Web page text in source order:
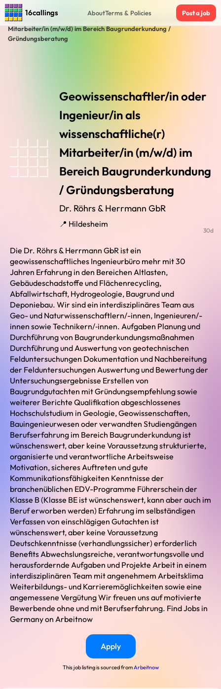
16callings AboutTerms & Policies Post a job
Home Jobs in Hildesheim
Geowissenschaftler/in oder Ingenieur/in als wissenschaftliche(r)
Mitarbeiter/in (m/w/d) im Bereich Baugrunderkundung /
Gründungsberatung
Geowissenschaftler/in oder
Ingenieur/in als
wissenschaftliche(r)
Mitarbeiter/in (m/w/d) im
Bereich Baugrunderkundung
/ Gründungsberatung
Dr. Röhrs & Herrmann GbR
📍 Hildesheim
30d
Die Dr. Röhrs & Herrmann GbR ist ein
geowissenschaftliches Ingenieurbüro mehr mit 30
Jahren Erfahrung in den Bereichen Altlasten,
Gebäudeschadstoffe und Flächenrecycling,
Abfallwirtschaft, Hydrogeologie, Baugrund und
Deponiebau. Wir sind ein interdisziplinäres Team aus
Geo- und Naturwissenschaftlern/-innen, Ingenieuren/-
innen sowie Technikern/‑innen. Aufgaben Planung und
Durchführung von Baugrunderkundungsmaßnahmen
Durchführung und Auswertung von geotechnischen
Felduntersuchungen Dokumentation und Nachbereitung
der Felduntersuchungen Auswertung und Bewertung der
Untersuchungsergebnisse Erstellen von
Baugrundgutachten mit Gründungsempfehlung sowie
weiterer Berichte Qualifikation abgeschlossenes
Hochschulstudium in Geologie, Geowissenschaften,
Bauingenieurwesen oder verwandten Studiengängen
Berufserfahrung im Bereich Baugrunderkundung ist
wünschenswert, aber keine Voraussetzung strukturierte,
organisierte und verantwortliche Arbeitsweise
Motivation, sicheres Auftreten und gute
Kommunikationsfähigkeiten Kenntnisse der
branchenüblichen EDV-Programme Führerschein der
Klasse B (Klasse BE ist wünschenswert, kann aber auch im
Beruf erworben werden) Erfahrung im selbständigen
Verfassen von einschlägigen Gutachten ist
wünschenswert, aber keine Voraussetzung
Deutschkenntnisse (verhandlungssicher) erforderlich
Benefits Abwechslungsreiche, verantwortungsvolle und
herausfordernde Aufgaben und Projekte Arbeit in einem
interdisziplinären Team mit angenehmem Arbeitsklima
Weiterbildungs- und Karrieremöglichkeiten sowie eine
angemessene Vergütung Wir freuen uns auf motivierte
Bewerbende ohne und mit Berufserfahrung. Find Jobs in
Germany on Arbeitnow
Apply
This job listing is sourced fromArbeitnow